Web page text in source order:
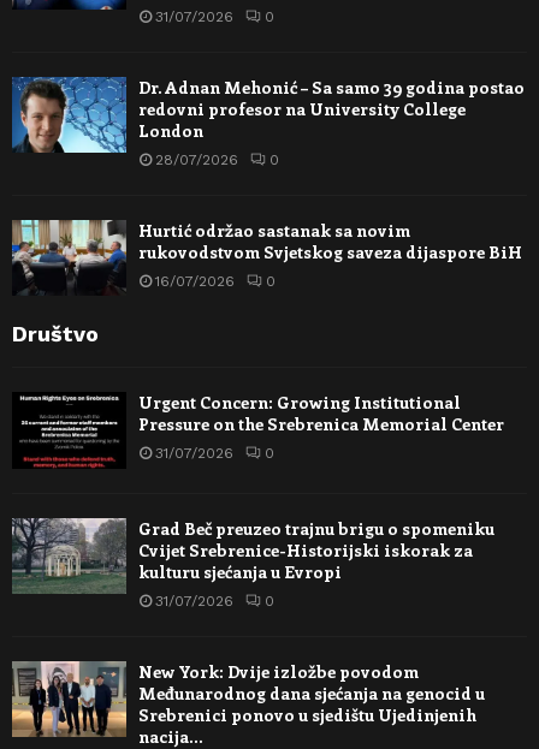
31/07/2026 0
Dr. Adnan Mehonić – Sa samo 39 godina postao
redovni profesor na University College
London
28/07/2026 0
Hurtić održao sastanak sa novim
rukovodstvom Svjetskog saveza dijaspore BiH
16/07/2026 0
Društvo
Urgent Concern: Growing Institutional
Pressure on the Srebrenica Memorial Center
31/07/2026 0
Grad Beč preuzeo trajnu brigu o spomeniku
Cvijet Srebrenice-Historijski iskorak za
kulturu sjećanja u Evropi
31/07/2026 0
New York: Dvije izložbe povodom
Međunarodnog dana sjećanja na genocid u
Srebrenici ponovo u sjedištu Ujedinjenih
nacija…